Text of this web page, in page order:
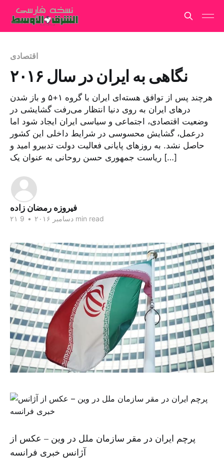
اقتصادی
نگاهی به ایران در سال ۲۰۱۶
هرچند پس از توافق هسته‌ای ایران با گروه ۱+۵ و باز شدن
درهای ایران به روی دنیا انتظار می‌رفت گشایشی در
وضعیت اقتصادی، اجتماعی و سیاسی ایران ایجاد شود اما
درعمل، گشایش محسوسی در شرایط داخلی این کشور
حاصل نشد. به روزهای پایانی فعالیت دولت تدبیرو امید و
ریاست جمهوری حسن روحانی به عنوان یک […]
فیروزه رمضان زاده
۲۱ دسامبر ۲۰۱۶ • 9 min read
پرچم ایران در مقر سازمان ملل در وین – عکس از
آژانس خبری فرانسه